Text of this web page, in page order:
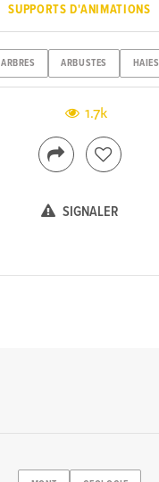
SUPPORTS D'ANIMATIONS
ARBRES ARBUSTES HAIES
1.7k
SIGNALER